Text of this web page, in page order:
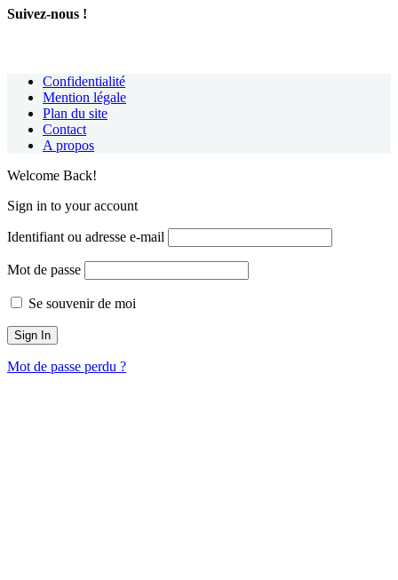
Suivez-nous !
Confidentialité
Mention légale
Plan du site
Contact
A propos
Welcome Back!
Sign in to your account
Identifiant ou adresse e-mail
Mot de passe
Se souvenir de moi
Mot de passe perdu ?